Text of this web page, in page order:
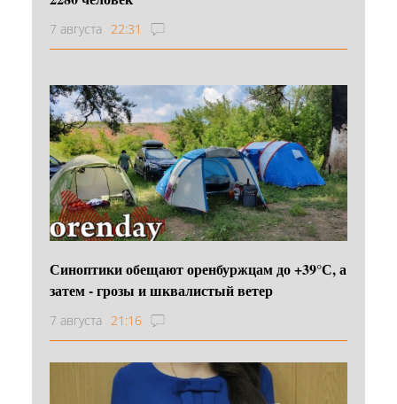
7 августа 22:31
Синоптики обещают оренбуржцам до +39°С, а
затем - грозы и шквалистый ветер
7 августа 21:16